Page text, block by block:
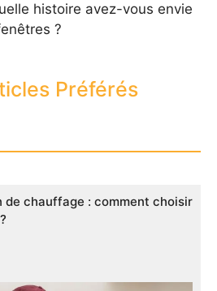
histoire avez-vous envie
?
Préférés
de chauffage : comment choisir